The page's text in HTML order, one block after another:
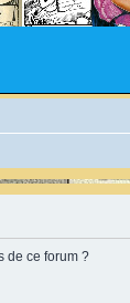
de ce forum ?